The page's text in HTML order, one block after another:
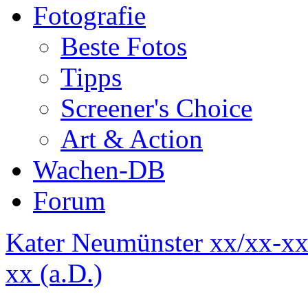
Fotografie
Beste Fotos
Tipps
Screener's Choice
Art & Action
Wachen-DB
Forum
Kater Neumünster xx/xx-
xx (a.D.)